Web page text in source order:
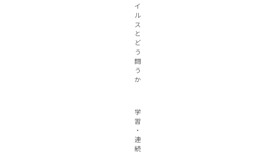
イ
ル
ス
と
ど
う
闘
う
か
学
習
・
連
続